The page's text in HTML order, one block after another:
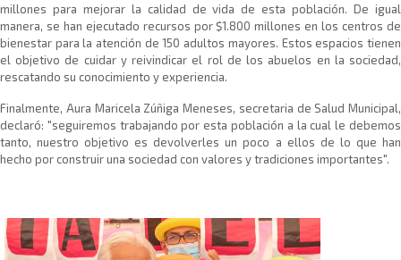
millones para mejorar la calidad de vida de esta población. De igual
manera, se han ejecutado recursos por $1.800 millones en los centros de
bienestar para la atención de 150 adultos mayores. Estos espacios tienen
el objetivo de cuidar y reivindicar el rol de los abuelos en la sociedad,
rescatando su conocimiento y experiencia.
Finalmente, Aura Maricela Zúñiga Meneses, secretaria de Salud Municipal,
declaró: "seguiremos trabajando por esta población a la cual le debemos
tanto, nuestro objetivo es devolverles un poco a ellos de lo que han
hecho por construir una sociedad con valores y tradiciones importantes".​